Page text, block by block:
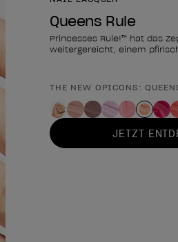
Queens Rule
Princesses Rule!™ hat das
weitergereicht, einem
Form des Produkts
THE NEW OPICONS:
JETZT